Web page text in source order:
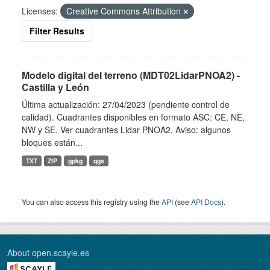
Licenses:
Creative Commons Attribution
Filter Results
Modelo digital del terreno (MDT02LidarPNOA2) -
Castilla y León
Última actualización: 27/04/2023 (pendiente control de
calidad). Cuadrantes disponibles en formato ASC: CE, NE,
NW y SE. Ver cuadrantes Lidar PNOA2. Aviso: algunos
bloques están...
TXT ZIP gpkg qgs
You can also access this registry using theAPI (seeAPI Docs).
About open.scayle.es